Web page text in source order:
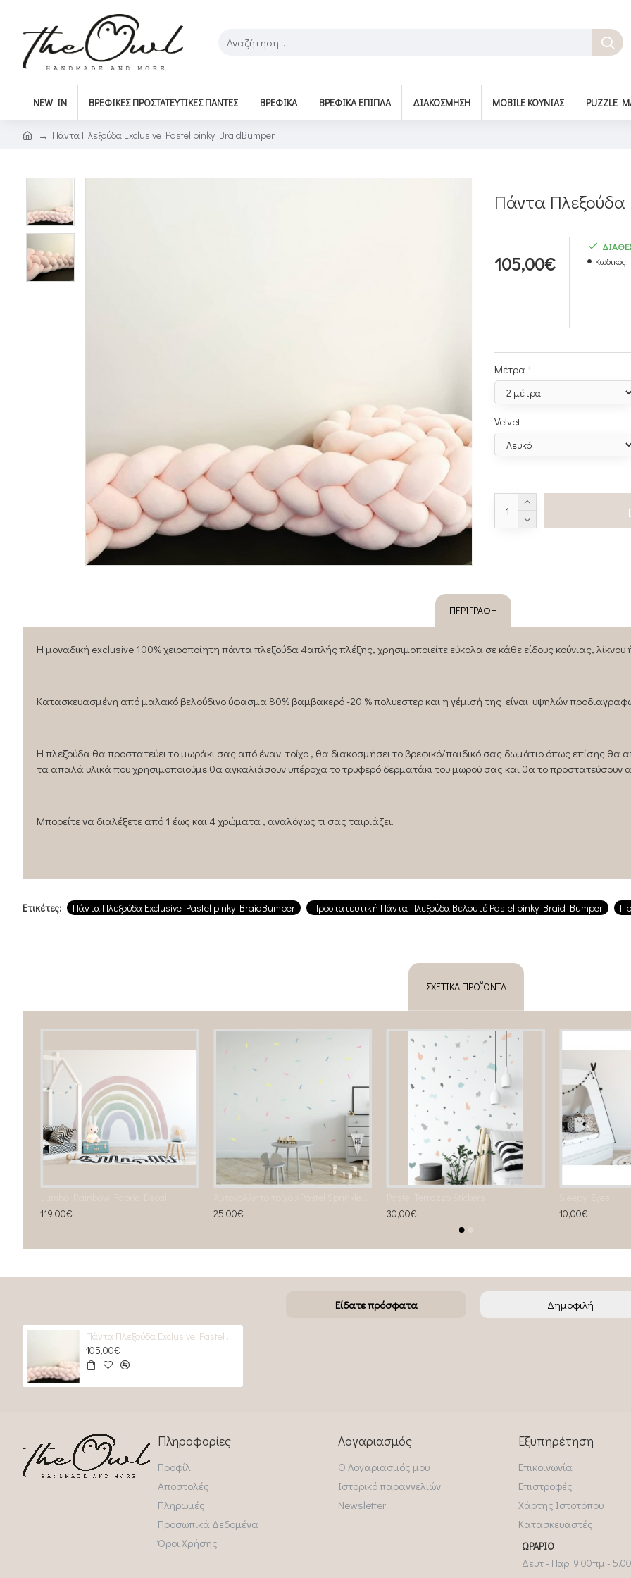
NEW IN ΒΡΕΦΙΚΈΣ ΠΡΟΣΤΑΤΕΥΤΙΚΈΣ ΠΆΝΤΕΣ ΒΡΕΦΙΚΆ BΡΕΦΙΚΆ ΈΠΙΠΛΑ ΔΙΑΚΌΣΜΗΣΗ MOBILE ΚΟΎΝΙΑΣ PUZZLE
Πάντα Πλεξούδα Exclusive Pastel pinky BraidBumper
Πάντα
105,00€
Κωδικός:
Μέτρα
Velvet
ΠΕΡΙΓΡΑΦΉ
Η μοναδική exclusive 100% χειροποίητη πάντα πλεξούδα 4απλής πλέξης, χρησιμοποιείτε εύκολα σε κάθε είδους κούνιας, λίκνου
Κατασκευασμένη από μαλακό βελούδινο ύφασμα 80% βαμβακερό -20 % πολυεστερ και η γέμισή της είναι υψηλών
Η πλεξούδα θα προστατεύει το μωράκι σας από έναν τοίχο , θα διακοσμήσει το βρεφικό/παιδικό σας δωμάτιο όπως επίσης θα
τα απαλά υλικά που χρησιμοποιούμε θα αγκαλιάσουν υπέροχα το τρυφερό δερματάκι του μωρού σας και θα το προστατεύσουν
Μπορείτε να διαλέξετε από 1 έως και 4 χρώματα , αναλόγως τι σας ταιριάζει.
Ετικέτες: Πάντα Πλεξούδα Exclusive Pastel pinky BraidBumper Προστατευτική Πάντα Πλεξούδα Βελουτέ Pastel pinky Braid Bumper
ΣΧΕΤΙΚΆ ΠΡΟΪΌΝΤΑ
119,00€
25,00€
30,00€
10,00€
Είδατε πρόσφατα Δημοφιλή
Πάντα Πλεξούδα Exclusive Pastel pinky BraidBumper
105,00€
Πληροφορίες
Προφίλ
Αποστολές
Πληρωμές
Προσωπικά Δεδομένα
Όροι Χρήσης
Λογαριασμός
Ο Λογαριασμός μου
Ιστορικό παραγγελιών
Newsletter
Εξυπηρέτηση
Επικοινωνία
Επιστροφές
Χάρτης Ιστοτόπου
Κατασκευαστές
ΩΡΆΡΙΟ
Δευτ - Παρ: 9.00πμ -